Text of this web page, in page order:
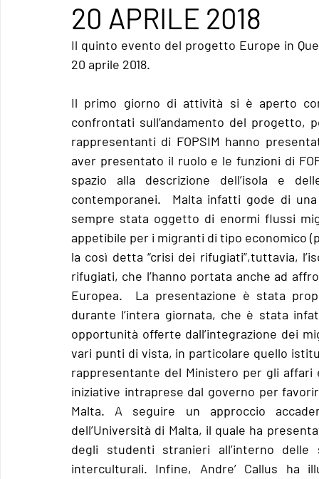
20 APRILE 2018
Il quinto evento del progetto Europe in
20 aprile 2018.
Il primo giorno di attività si è aperto
confrontati sull’andamento del
rappresentanti di FOPSIM hanno
aver presentato il ruolo e le funzioni di
spazio alla descrizione dell’isola e
contemporanei.  Malta infatti gode di
sempre stata oggetto di enormi flussi
appetibile per i migranti di tipo economico
la così detta “crisi dei rifugiati”,tuttavia,
rifugiati, che l’hanno portata anche ad
Europea.  La presentazione è stata
durante l’intera giornata, che è stata
opportunità offerte dall’integrazione dei
vari punti di vista, in particolare quello
rappresentante del Ministero per gli affari
iniziative intraprese dal governo per
Malta. A seguire un approccio
dell’Università di Malta, il quale ha
degli studenti stranieri all’interno
interculturali. Infine, Andre’ Callus ha